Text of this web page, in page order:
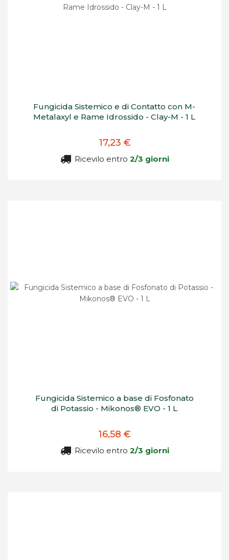
Fungicida Sistemico e di Contatto con M-
Metalaxyl e Rame Idrossido - Clay-M - 1 L
17,23 €
Ricevilo entro 2/3 giorni
Fungicida Sistemico a base di Fosfonato
di Potassio - Mikonos® EVO - 1 L
16,58 €
Ricevilo entro 2/3 giorni